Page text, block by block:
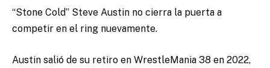
“Stone Cold” Steve Austin no cierra la puerta a
competir en el ring nuevamente.
Austin salió de su retiro en WrestleMania 38 en 2022,